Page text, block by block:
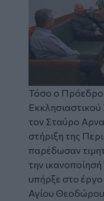
Τόσο ο
τον Σταύρο
στήριξη της
παρέδωσαν
την
υπήρξε στο
Αγίου Θεοδώρου